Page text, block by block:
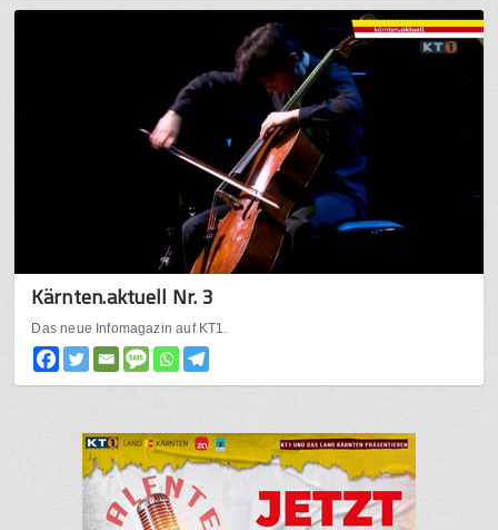
Kärnten.aktuell Nr. 3
Das neue Infomagazin auf KT1.